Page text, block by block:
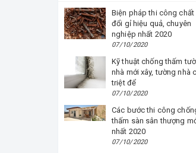
Biện pháp thi công chất
đổi gỉ hiệu quả, chuyên
nghiệp nhất 2020
07/10/2020
Kỹ thuật chống thấm
nhà mới xây, tường nhà
triệt để
07/10/2020
Các bước thi công
thấm sàn sân thượng
nhất 2020
07/10/2020